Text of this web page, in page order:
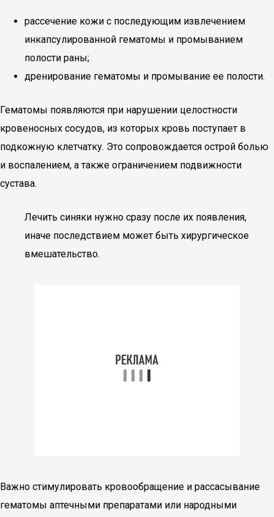
рассечение кожи с последующим извлечением
инкапсулированной гематомы и промыванием
полости раны;
дренирование гематомы и промывание ее полости.
Гематомы появляются при нарушении целостности
кровеносных сосудов, из которых кровь поступает в
подкожную клетчатку. Это сопровождается острой болью
и воспалением, а также ограничением подвижности
сустава.
Лечить синяки нужно сразу после их появления,
иначе последствием может быть хирургическое
вмешательство.
Важно стимулировать кровообращение и рассасывание
гематомы аптечными препаратами или народными